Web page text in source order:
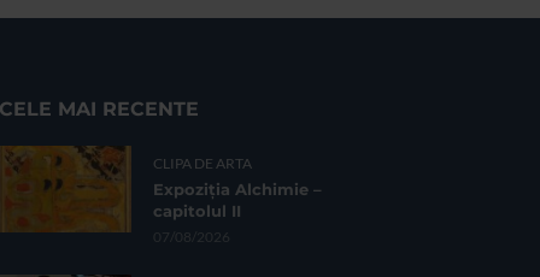
CELE MAI RECENTE
CLIPA DE ARTA
Expoziția Alchimie –
capitolul II
07/08/2026